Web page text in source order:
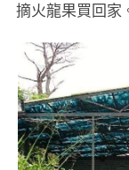
摘火龍果買回家